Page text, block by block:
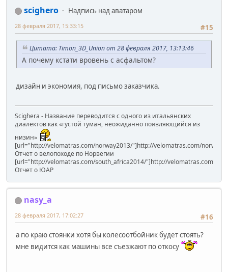
scighero
Надпись над аватаром
#15
28 февраля 2017, 15:33:15
Цитата: Timon_3D_Union от 28 февраля 2017, 13:13:46
А почему кстати вровень с асфальтом?
дизайн и экономия, под письмо заказчика.
Scighera - Название переводится с одного из итальянских
диалектов как «густой туман, неожиданно появляющийся из
низин»
[url="http://velomatras.com/norway2013/"]http://velomatras.com/
Отчет о велопоходе по Норвегии
[url="http://velomatras.com/south_africa2014/"]http://velomatras.com/
Отчет о ЮАР
nasy_a
#16
28 февраля 2017, 17:02:27
а по краю стоянки хотя бы колесоотбойник будет стоять?
мне видится как машины все съезжают по откосу